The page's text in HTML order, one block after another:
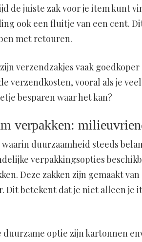
de juiste zak voor je item kunt
ook een fluitje van een cent.
met retouren.
verzendzakjes vaak
verzendkosten, vooral als je
besparen waar het kan?
verpakken:
duurzaamheid steeds
verpakkingsopties
Deze zakken zijn gemaakt
Dit betekent dat je niet alleen
duurzame optie zijn kartonnen